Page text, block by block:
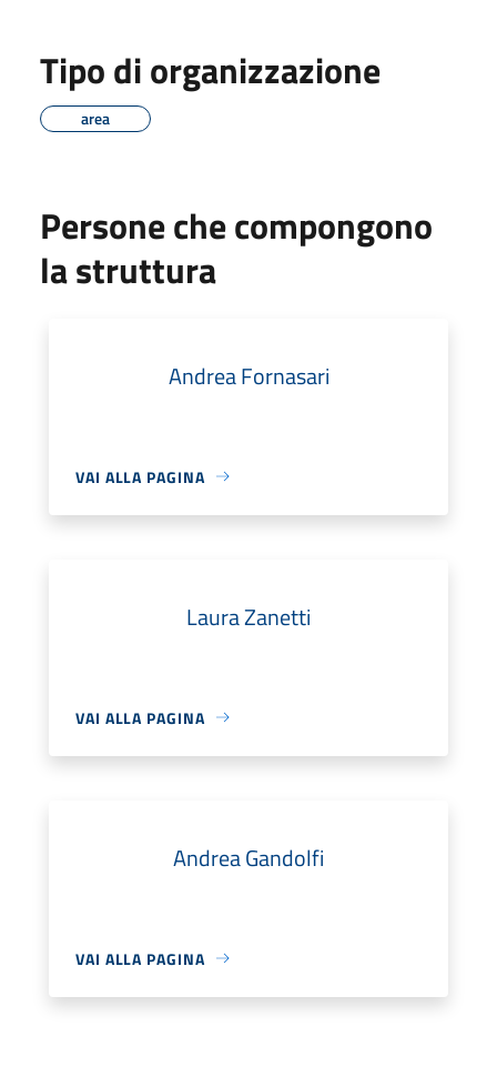
Tipo di organizzazione
area
Persone che compongono
la struttura
Andrea Fornasari
VAI ALLA PAGINA
Laura Zanetti
VAI ALLA PAGINA
Andrea Gandolfi
VAI ALLA PAGINA